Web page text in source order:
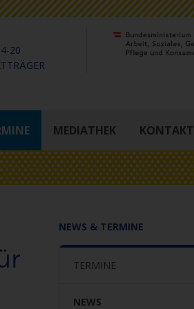
20
MEDIATHEK KONTAKT
NEWS & TERMINE
TERMINE
NEWS